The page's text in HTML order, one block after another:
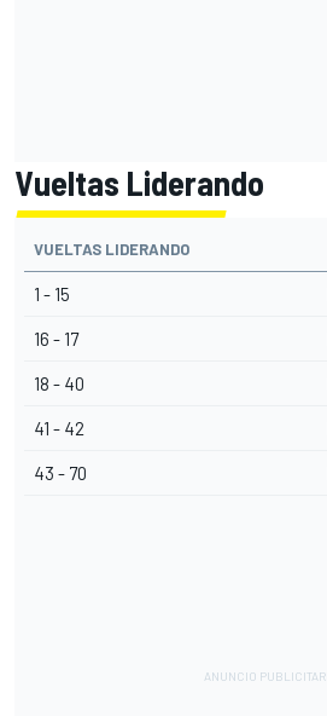
Vueltas Liderando
VUELTAS LIDERANDO
1 - 15
16 - 17
18 - 40
41 - 42
43 - 70